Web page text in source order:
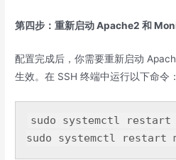
第四步：重新启动 Apache2 和
配置完成后，你需要重新启动
生效。在 SSH 终端中运行以下命令：
sudo systemctl restart
sudo systemctl
restart